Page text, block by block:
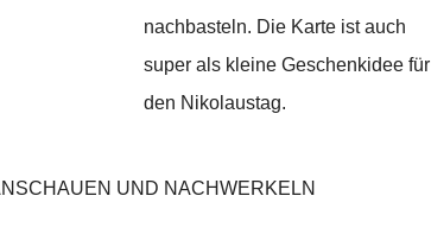
nachbasteln. Die Karte ist auch
super als kleine Geschenkidee für
den Nikolaustag.
UND NACHWERKELN